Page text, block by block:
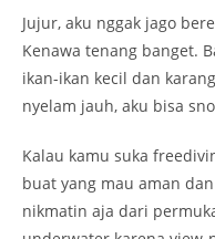
nikmatin aja dari
underwater karena view-
Camping di
Pulau Sendiri
Salah satu highlight dari
semalam di Pulau
logistik secukupnya.